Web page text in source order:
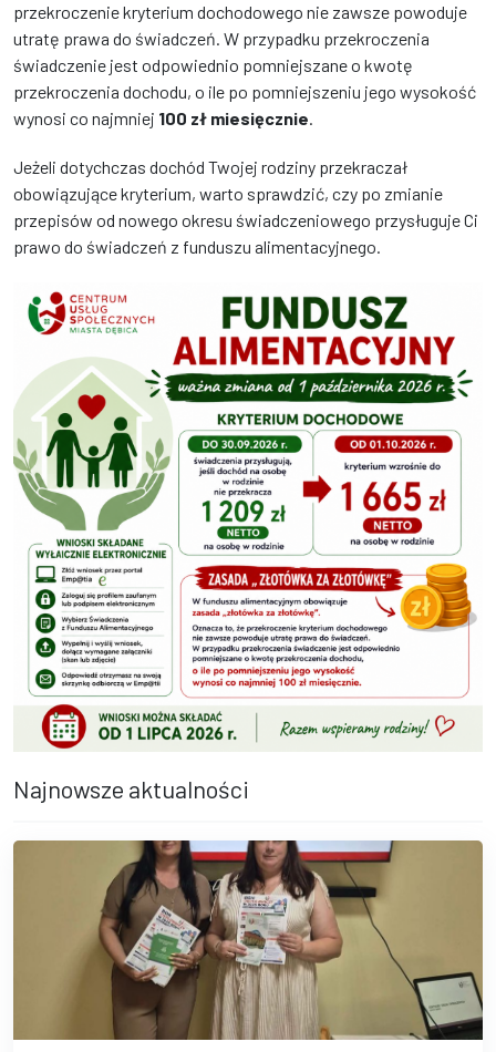
przekroczenie kryterium dochodowego nie zawsze powoduje
utratę prawa do świadczeń. W przypadku przekroczenia
świadczenie jest odpowiednio pomniejszane o kwotę
przekroczenia dochodu, o ile po pomniejszeniu jego wysokość
wynosi co najmniej 100 zł miesięcznie.
Jeżeli dotychczas dochód Twojej rodziny przekraczał
obowiązujące kryterium, warto sprawdzić, czy po zmianie
przepisów od nowego okresu świadczeniowego przysługuje Ci
prawo do świadczeń z funduszu alimentacyjnego.
Najnowsze aktualności